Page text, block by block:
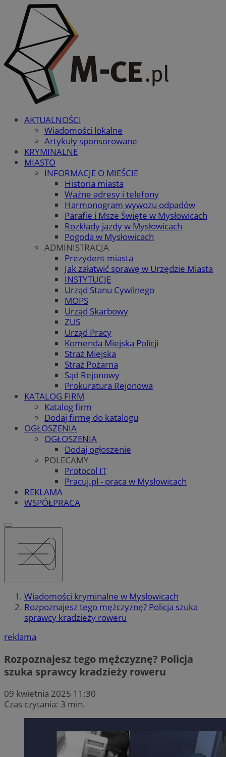
AKTUALNOŚCI
Wiadomości lokalne
Artykuły sponsorowane
KRYMINALNE
MIASTO
INFORMACJE O MIEŚCIE
Historia miasta
Ważne adresy i telefony
Harmonogram wywozu odpadów
Parafie i Msze Święte w Mysłowicach
Rozkłady jazdy w Mysłowicach
Pogoda w Mysłowicach
ADMINISTRACJA
Prezydent miasta
Jak załatwić sprawę w Urzędzie Miasta
INSTYTUCJE
Urząd Stanu Cywilnego
MOPS
Urząd Skarbowy
ZUS
Urząd Pracy
Komenda Miejska Policji
Straż Miejska
Straż Pożarna
Sąd Rejonowy
Prokuratura Rejonowa
KATALOG FIRM
Katalog firm
Dodaj firmę do katalogu
OGŁOSZENIA
OGŁOSZENIA
Dodaj ogłoszenie
POLECAMY
Protocol IT
Pracuj.pl - praca w Mysłowicach
REKLAMA
WSPÓŁPRACA
Wiadomości kryminalne w Mysłowicach
Rozpoznajesz tego mężczyznę? Policja szuka
sprawcy kradzieży roweru
reklama
Rozpoznajesz tego mężczyznę? Policja
szuka sprawcy kradzieży roweru
09 kwietnia 2025 11:30
Czas czytania: 3 min.